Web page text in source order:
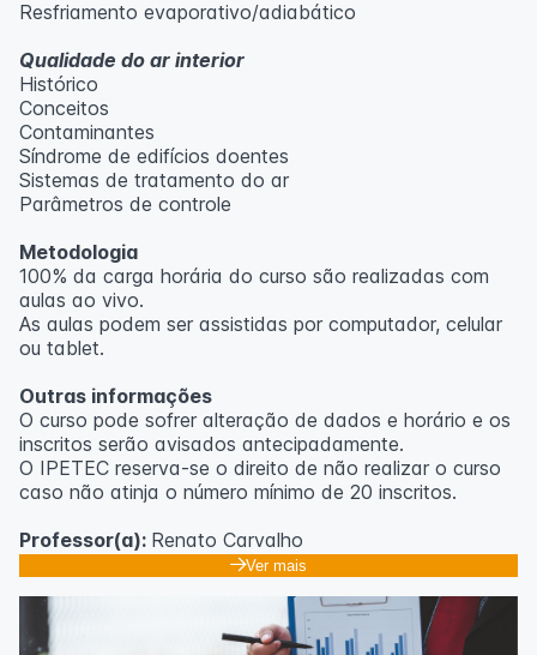
Resfriamento evaporativo/adiabático
Qualidade do ar interior
Histórico
Conceitos
Contaminantes
Síndrome de edifícios doentes
Sistemas de tratamento do ar
Parâmetros de controle
Metodologia
100% da carga horária do curso são realizadas com
aulas ao vivo.
As aulas podem ser assistidas por computador, celular
ou tablet.
Outras informações
O curso pode sofrer alteração de dados e horário e os
inscritos serão avisados ​​antecipadamente.
O IPETEC reserva-se o direito de não realizar o curso
caso não atinja o número mínimo de 20 inscritos.
Professor(a): Renato Carvalho
Ver mais